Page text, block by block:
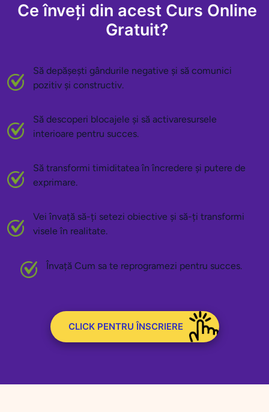
Ce înveți din acest Curs Online
Gratuit?
Să depășești gândurile negative și să comunici
pozitiv și constructiv.
Să descoperi blocajele și să activaresursele
interioare pentru succes.
Să transformi timiditatea în încredere și putere de
exprimare.
Vei învață să-ți setezi obiective și să-ți transformi
visele în realitate.
Învață Cum sa te reprogramezi pentru succes.
CLICK PENTRU ÎNSCRIERE